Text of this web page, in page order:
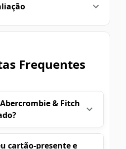
Frequentes
& Fitch
cartão-presente e